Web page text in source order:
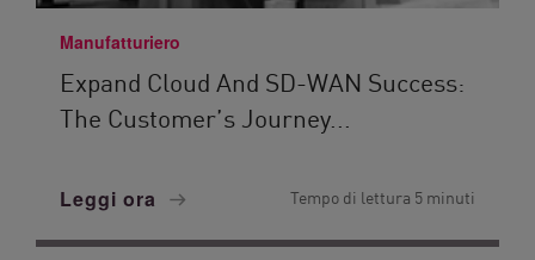
Manufatturiero
Expand Cloud And SD-WAN Success:
The Customer’s Journey...
Leggi ora Tempo di lettura 5 minuti